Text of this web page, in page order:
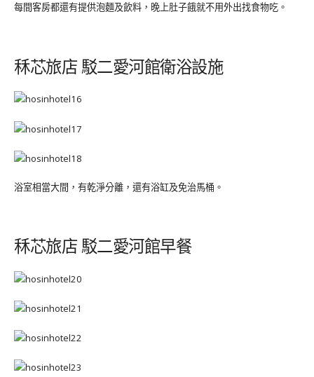
每間客房都還有提供泡麵及飲料，晚上肚子餓就不用外出找食物吃。
秝芯旅店 駁二愛河館衛浴設施
浴室相當大間，有乾淨分離，還有浴缸及免治馬桶。
秝芯旅店 駁二愛河館早餐